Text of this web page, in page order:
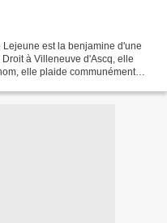
est la benjamine d'une
à Villeneuve d'Ascq, elle
elle plaide communément